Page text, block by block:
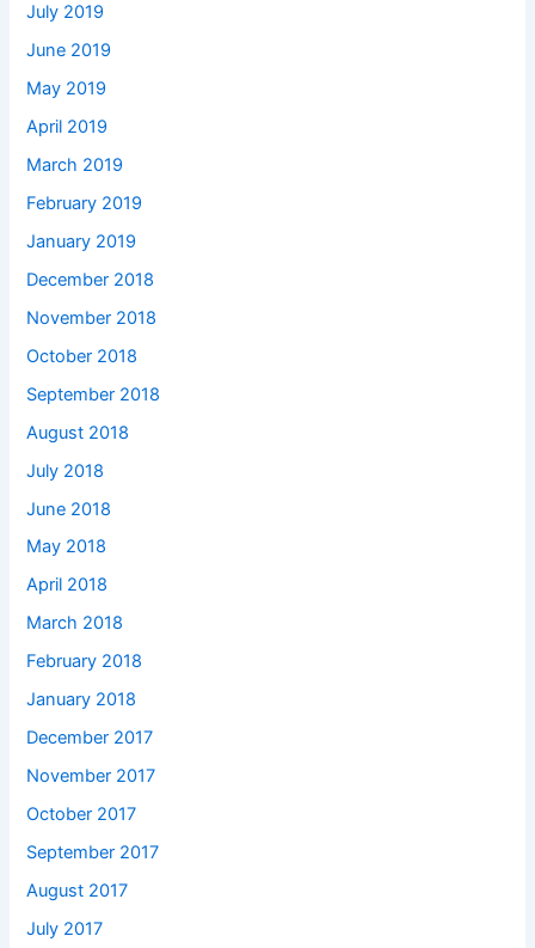
July 2019
June 2019
May 2019
April 2019
March 2019
February 2019
January 2019
December 2018
November 2018
October 2018
September 2018
August 2018
July 2018
June 2018
May 2018
April 2018
March 2018
February 2018
January 2018
December 2017
November 2017
October 2017
September 2017
August 2017
July 2017